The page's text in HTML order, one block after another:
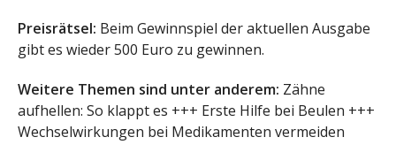
Preisrätsel: Beim Gewinnspiel der aktuellen Ausgabe
gibt es wieder 500 Euro zu gewinnen.
Weitere Themen sind unter anderem: Zähne
aufhellen: So klappt es +++ Erste Hilfe bei Beulen +++
Wechselwirkungen bei Medikamenten vermeiden